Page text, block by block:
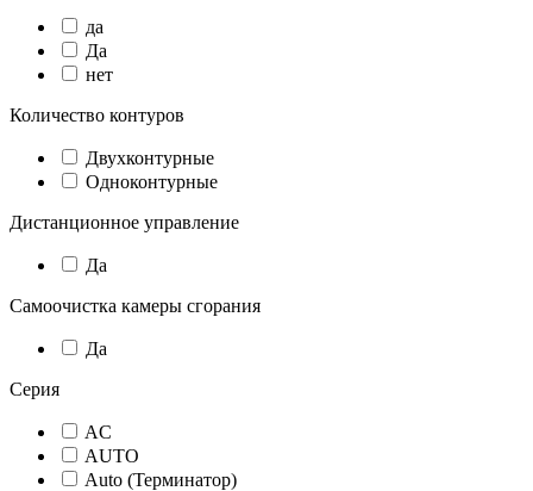
да
Да
нет
Количество контуров
Двухконтурные
Одноконтурные
Дистанционное управление
Да
Самоочистка камеры сгорания
Да
Серия
AC
AUTO
Auto (Терминатор)